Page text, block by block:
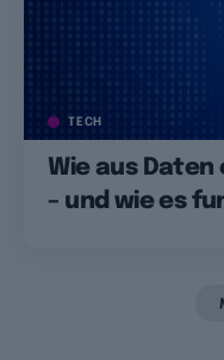
TECH
Wie aus
– und wie es